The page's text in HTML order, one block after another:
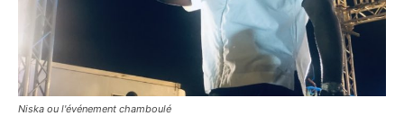
Niska ou l'événement chamboulé